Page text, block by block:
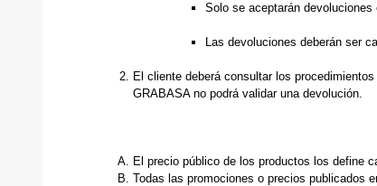
Solo se aceptarán
Las devoluciones deberán ser
El cliente deberá consultar los
GRABASA no podrá validar una devolución.
El precio público de los productos los define
Todas las promociones o precios publicados